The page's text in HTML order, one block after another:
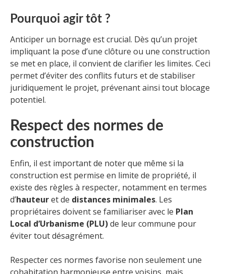
Pourquoi agir tôt ?
Anticiper un bornage est crucial. Dès qu’un projet
impliquant la pose d’une clôture ou une construction
se met en place, il convient de clarifier les limites. Ceci
permet d’éviter des conflits futurs et de stabiliser
juridiquement le projet, prévenant ainsi tout blocage
potentiel.
Respect des normes de
construction
Enfin, il est important de noter que même si la
construction est permise en limite de propriété, il
existe des règles à respecter, notamment en termes
d’hauteuret de distances minimales. Les
propriétaires doivent se familiariser avec le Plan
Local d’Urbanisme (PLU)de leur commune pour
éviter tout désagrément.
Respecter ces normes favorise non seulement une